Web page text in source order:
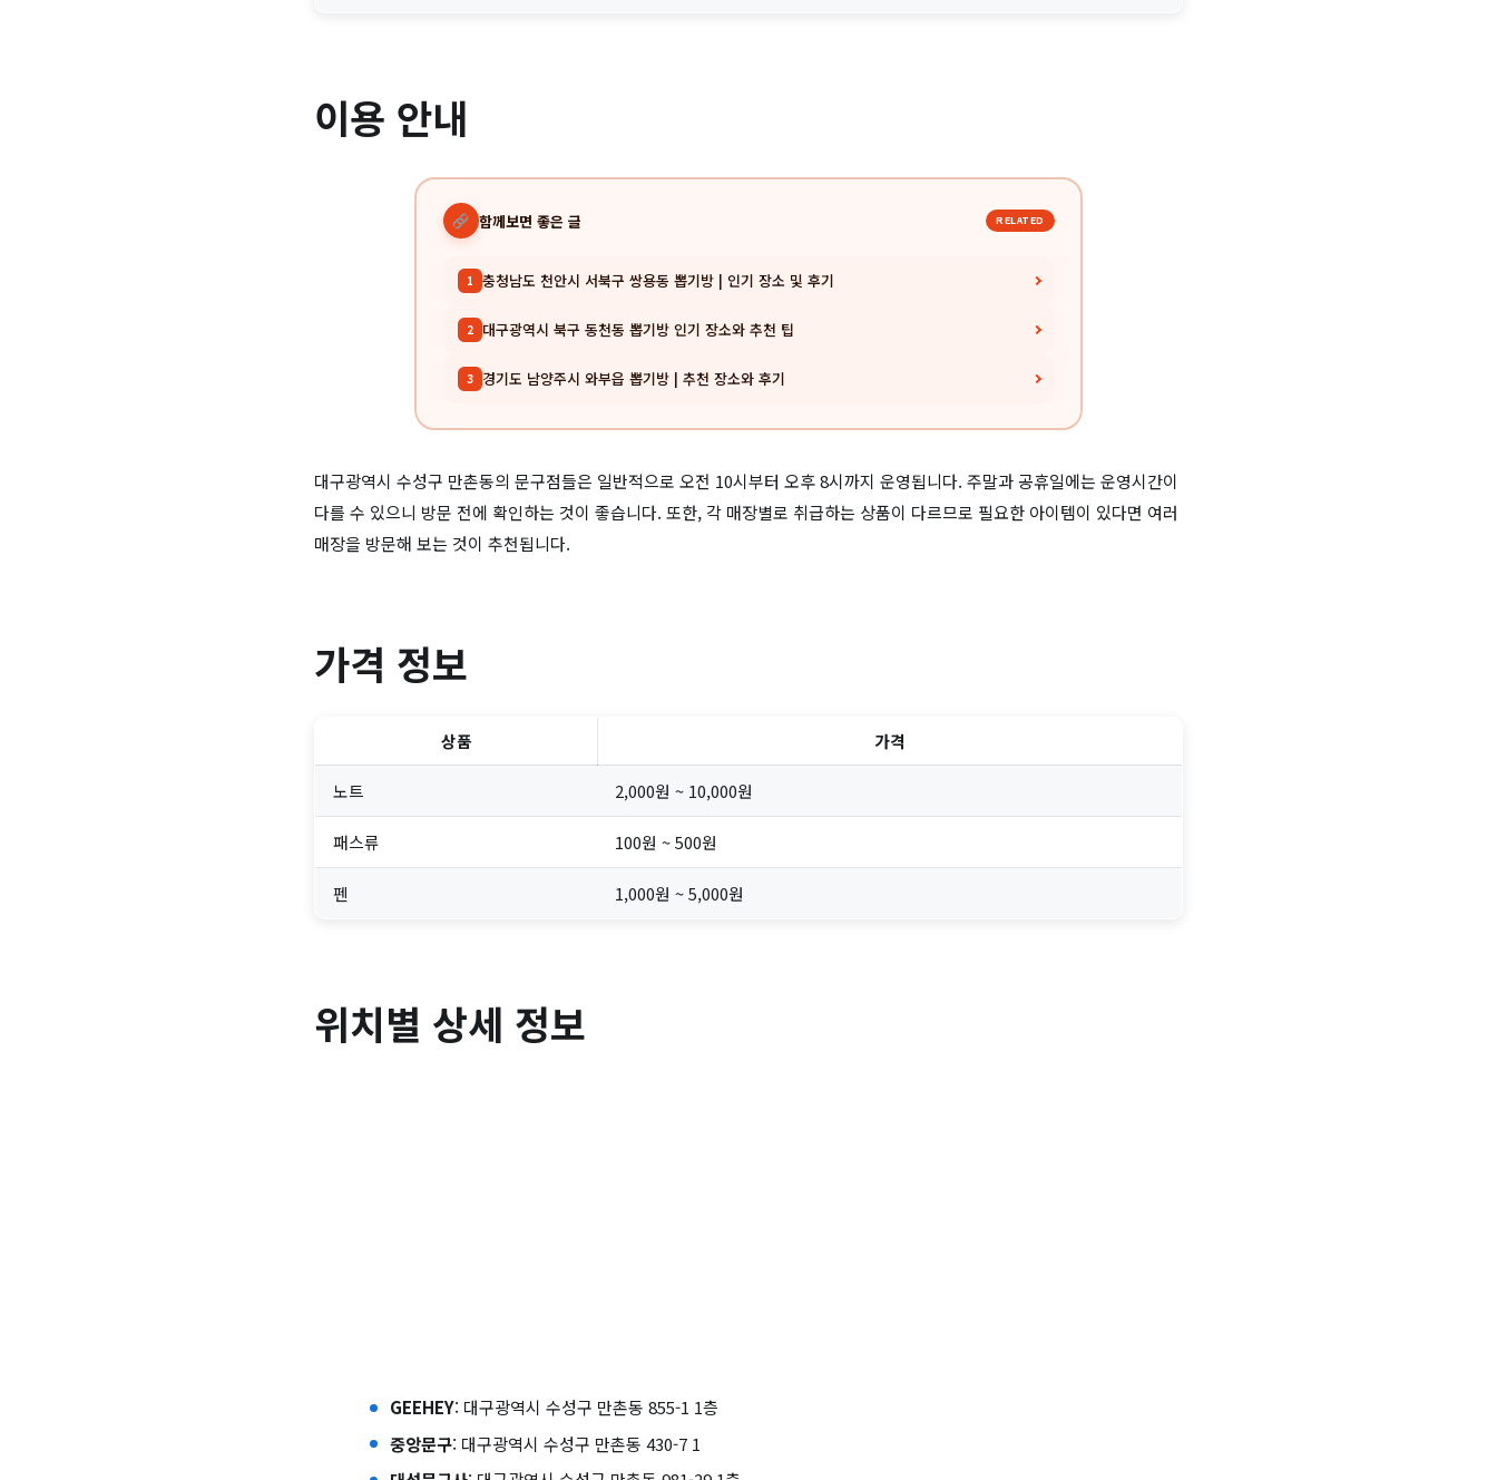
이용 안내
함께보면 좋은 글 RELATED
1 충청남도 천안시 서북구 쌍용동 뽑기방 | 인기 장소 및 후기
2 대구광역시 북구 동천동 뽑기방 인기 장소와 추천 팁
3 경기도 남양주시 와부읍 뽑기방 | 추천 장소와 후기
대구광역시 수성구 만촌동의 문구점들은 일반적으로 오전 10시부터 오후 8시까지 운영됩니다. 주말과 공휴일에는 운영시간이
다를 수 있으니 방문 전에 확인하는 것이 좋습니다. 또한, 각 매장별로 취급하는 상품이 다르므로 필요한 아이템이 있다면 여러
매장을 방문해 보는 것이 추천됩니다.
가격 정보
상품 가격
노트 2,000원 ~ 10,000원
패스류 100원 ~ 500원
펜 1,000원 ~ 5,000원
위치별 상세 정보
GEEHEY: 대구광역시 수성구 만촌동 855-1 1층
중앙문구: 대구광역시 수성구 만촌동 430-7 1